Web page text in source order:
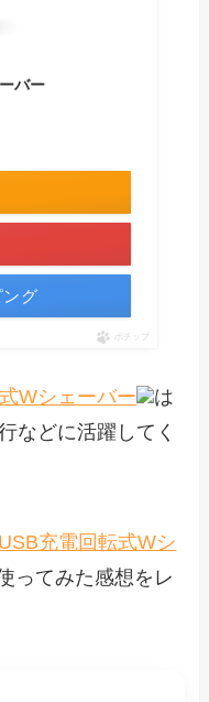
バー
ング
ポチップ
Wシェーバー
は
などに活躍してく
USB充電回転式Wシ
ってみた感想をレ